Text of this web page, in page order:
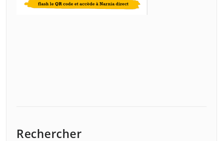
Rechercher